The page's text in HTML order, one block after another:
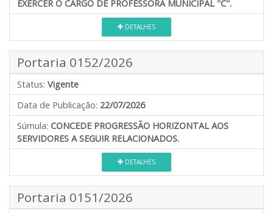
EXERCER O CARGO DE PROFESSORA MUNICIPAL ''C''.
DETALHES
Portaria 0152/2026
Status: Vigente
Data de Publicação: 22/07/2026
Súmula: CONCEDE PROGRESSÃO HORIZONTAL AOS
SERVIDORES A SEGUIR RELACIONADOS.
DETALHES
Portaria 0151/2026